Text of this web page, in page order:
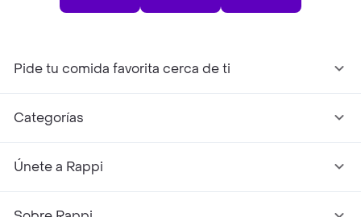
Pide tu comida favorita cerca de ti
Categorías
Únete a Rappi